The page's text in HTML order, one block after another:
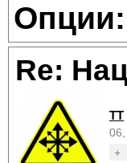
Опции:
Re:
TT
+